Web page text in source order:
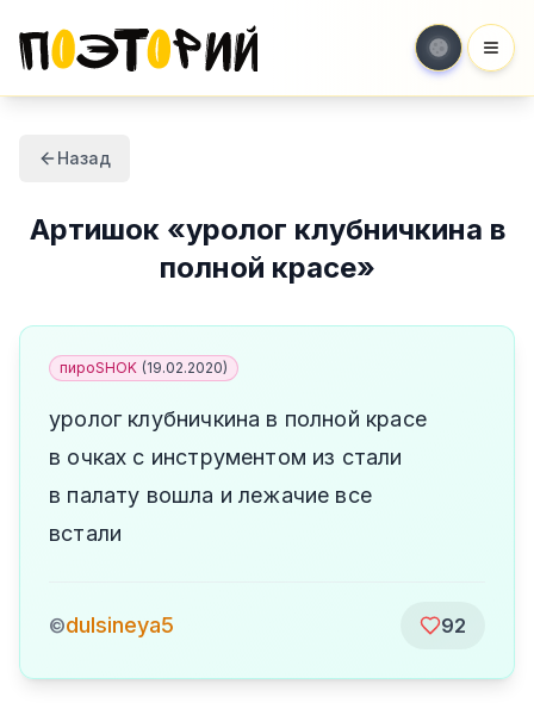
Назад
Артишок«уролог клубничкина в
полной красе»
пироSHOK (19.02.2020)
уролог клубничкина в полной красе
в очках с инструментом из стали
в палату вошла и лежачие все
встали
©dulsineya5 92